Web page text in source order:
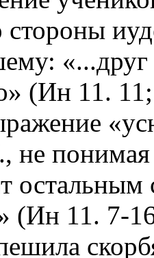
стороны
(Ин 11.
не
(Ин 11. 7-